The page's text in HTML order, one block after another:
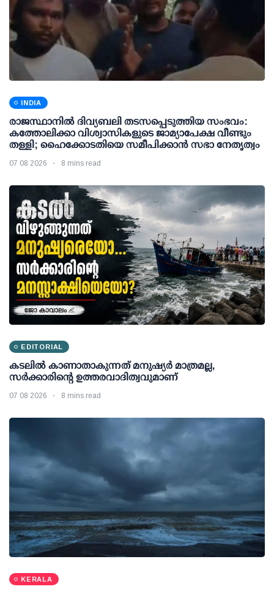
INDIA
രാജസ്ഥാനിൽ ദിവ്യബലി തടസപ്പെടുത്തിയ സംഭവം:
കത്തോലിക്കാ വിശ്വാസികളുടെ ജാമ്യാപേക്ഷ വീണ്ടും
തള്ളി; ഹൈക്കോടതിയെ സമീപിക്കാൻ സഭാ നേതൃത്വം
07 08 2026 8 mins read
EDITORIAL
കടലിൽ കാണാതാകുന്നത് മനുഷ്യർ മാത്രമല്ല,
സർക്കാരിന്റെ ഉത്തരവാദിത്വവുമാണ്
07 08 2026 8 mins read
KERALA